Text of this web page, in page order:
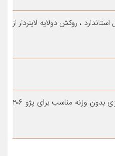
استاندارد ، روکش دولایه لاینردار از
کابل کلاچ رگلاژی بدون وزنه مناسب برای پژو ۲۰۶